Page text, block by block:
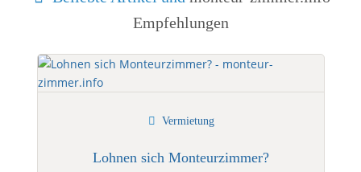
Empfehlungen
Lohnen sich Monteurzimmer?
Vermietung